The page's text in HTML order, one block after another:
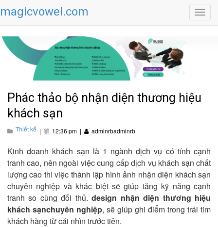
magicvowel.com
Phác thảo bộ nhận diện thương hiệu
khách sạn
Thiết kế | 12:36 pm | adminrbadminrb
Kinh doanh khách sạn là 1 ngành dịch vụ có tính cạnh
tranh cao, nên ngoài việc cung cấp dịch vụ khách sạn chất
lượng cao thì việc thành lập hình ảnh nhận diện khách sạn
chuyên nghiệp và khác biệt sẽ giúp tăng kỹ năng cạnh
tranh so cùng đối thủ.design nhận diện thương hiệu
khách sạnchuyên nghiệp, sẽ giúp ghi điểm trong trái tim
khách hàng từ cái nhìn trước tiên.